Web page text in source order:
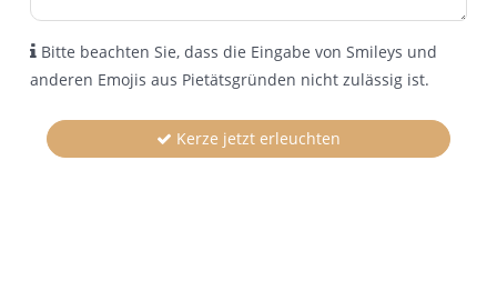
Bitte beachten Sie, dass die Eingabe von Smileys und
anderen Emojis aus Pietätsgründen nicht zulässig ist.
Kerze jetzt erleuchten